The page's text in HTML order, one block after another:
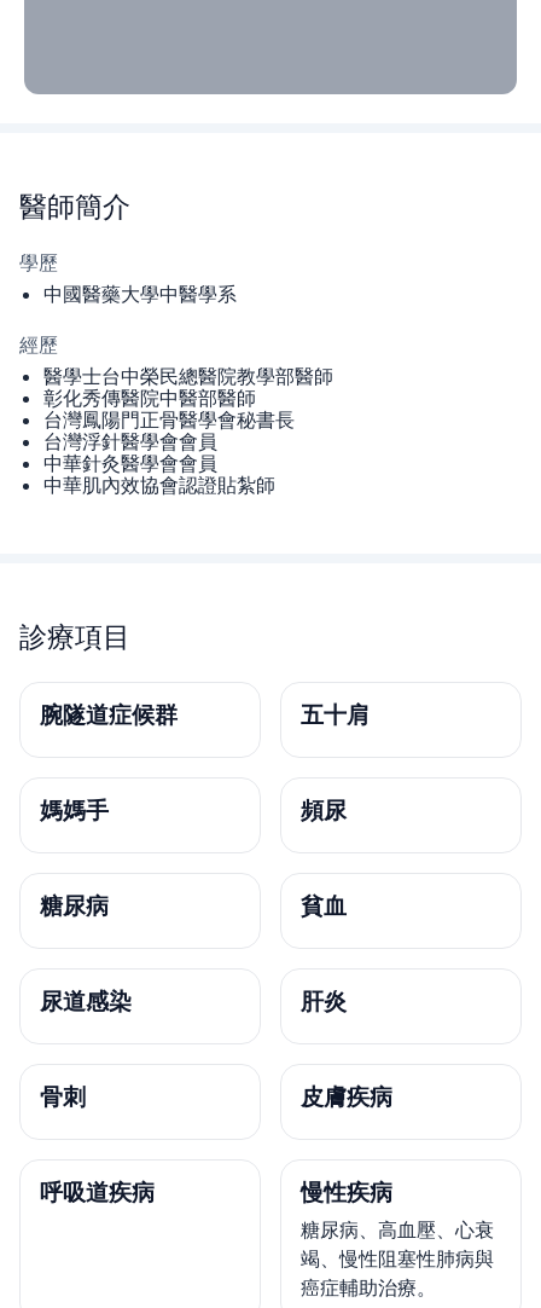
醫師簡介
學歷
中國醫藥大學中醫學系
經歷
醫學士台中榮民總醫院教學部醫師
彰化秀傳醫院中醫部醫師
台灣鳳陽門正骨醫學會秘書長
台灣浮針醫學會會員
中華針灸醫學會會員
中華肌內效協會認證貼紮師
診療項目
腕隧道症候群 五十肩
媽媽手 頻尿
糖尿病 貧血
尿道感染 肝炎
骨刺 皮膚疾病
呼吸道疾病 慢性疾病
糖尿病、高血壓、心衰
竭、慢性阻塞性肺病與
癌症輔助治療。